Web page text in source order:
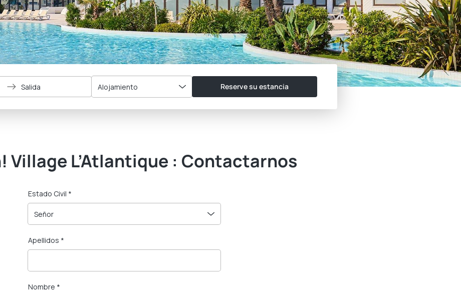
Salida Alojamiento Reserve su estancia
Village L’Atlantique : Contactarnos
Estado Civil *
Señor
Apellidos *
Nombre *